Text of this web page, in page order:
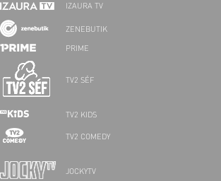
IZAURA TV
ZENEBUTIK
PRIME
TV2 SÉF
TV2 KIDS
TV2 COMEDY
JOCKYTV